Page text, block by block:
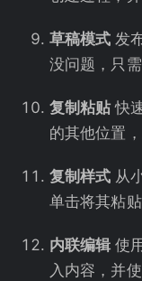
草稿模式 发
没问题，只
复制粘贴快
的其他位置
复制样式 从
单击将其粘
内联编辑 使
入内容，并